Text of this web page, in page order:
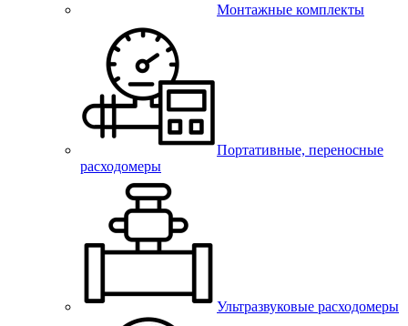
Монтажные комплекты
Портативные, переносные
расходомеры
Ультразвуковые расходомеры